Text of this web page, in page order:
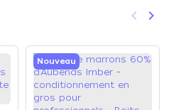
Précédent
keyboard_arrow_left keyboard_arrow_right
Nouveau